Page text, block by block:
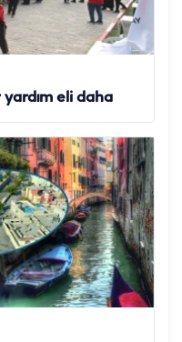
yardım eli daha